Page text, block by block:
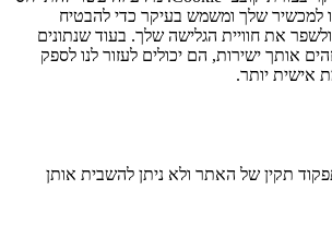
למכשיר שלך ומשמש בעיקר כדי להבטיח
את חוויית הגלישה שלך. בעוד שנתונים
אותך ישירות, הם יכולים לעזור לנו לספק
אישית יותר.
תקין של האתר ולא ניתן להשבית אותן